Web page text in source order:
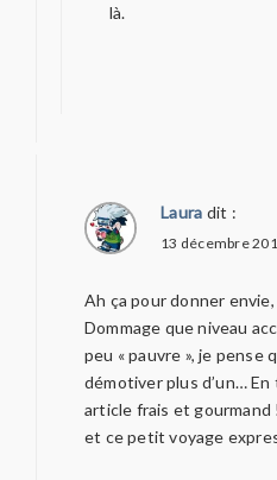
là.
Laura dit :
13 décembre
Ah ça pour donner
Dommage que niveau
peu « pauvre », je pense
démotiver plus d’un…
article frais et
et ce petit voyage